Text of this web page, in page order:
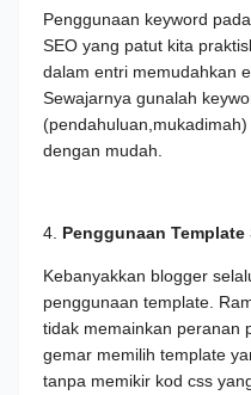
Penggunaan keyword
SEO yang patut kita
dalam entri memudahkan
Sewajarnya gunalah
dengan mudah.
4. Penggunaan Template
Kebanyakkan blogger
penggunaan template.
tidak memainkan peranan
gemar memilih template
tanpa memikir kod css